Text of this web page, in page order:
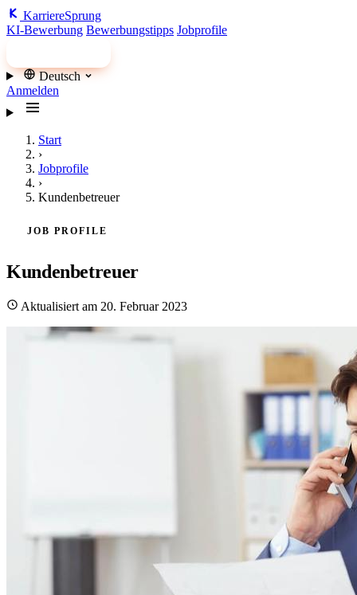
KarriereSprung
KI-Bewerbung Bewerbungstipps Jobprofile
Deutsch
Anmelden
Start
›
Jobprofile
›
Kundenbetreuer
JOB PROFILE
Kundenbetreuer
Aktualisiert am 20. Februar 2023